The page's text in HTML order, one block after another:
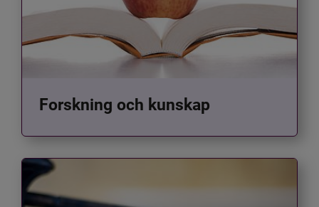
Forskning och kunskap